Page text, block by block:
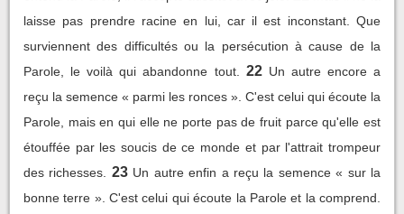
laisse pas prendre racine en lui, car il est inconstant. Que
surviennent des difficultés ou la persécution à cause de la
Parole, le voilà qui abandonne tout.
22 Un autre encore a
reçu la semence « parmi les ronces ». C'est celui qui écoute la
Parole, mais en qui elle ne porte pas de fruit parce qu'elle est
étouffée par les soucis de ce monde et par l'attrait trompeur
des richesses.
23 Un autre enfin a reçu la semence « sur la
bonne terre ». C'est celui qui écoute la Parole et la comprend.